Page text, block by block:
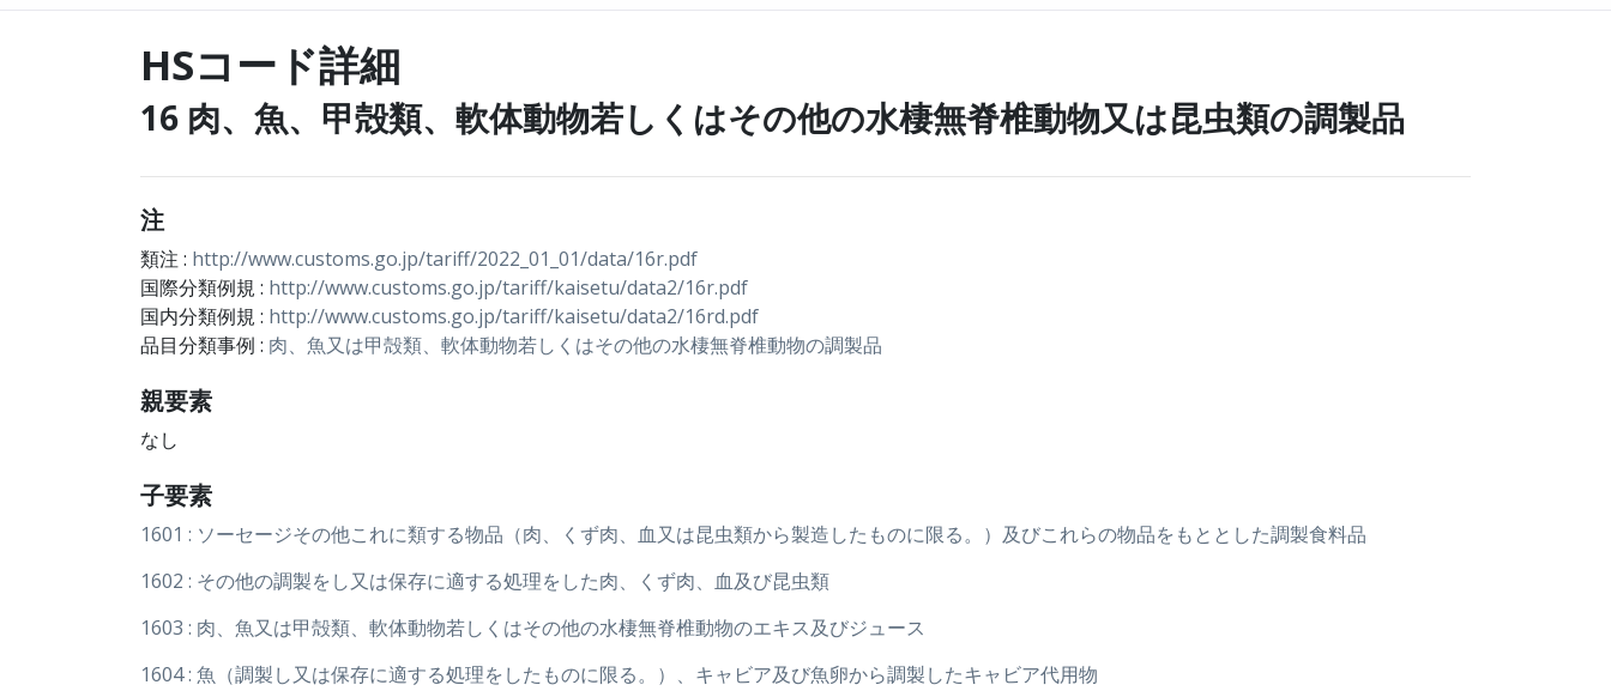
HSコード詳細
16 肉、魚、甲殻類、軟体動物若しくはその他の水棲無脊椎動物又は昆虫類の調製品
注
類注 : http://www.customs.go.jp/tariff/2022_01_01/data/16r.pdf
国際分類例規 : http://www.customs.go.jp/tariff/kaisetu/data2/16r.pdf
国内分類例規 : http://www.customs.go.jp/tariff/kaisetu/data2/16rd.pdf
品目分類事例 : 肉、魚又は甲殻類、軟体動物若しくはその他の水棲無脊椎動物の調製品
親要素
なし
子要素
1601 : ソーセージその他これに類する物品（肉、くず肉、血又は昆虫類から製造したものに限る。）及びこれらの物品をもととした調製食料品
1602 : その他の調製をし又は保存に適する処理をした肉、くず肉、血及び昆虫類
1603 : 肉、魚又は甲殻類、軟体動物若しくはその他の水棲無脊椎動物のエキス及びジュース
1604 : 魚（調製し又は保存に適する処理をしたものに限る。）、キャビア及び魚卵から調製したキャビア代用物